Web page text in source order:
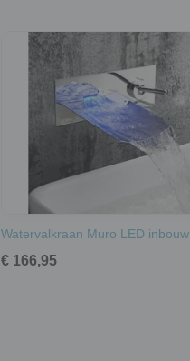
Watervalkraan Muro LED inbouw
€ 166,95